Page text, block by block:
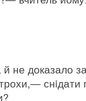
не доказало
снiдати